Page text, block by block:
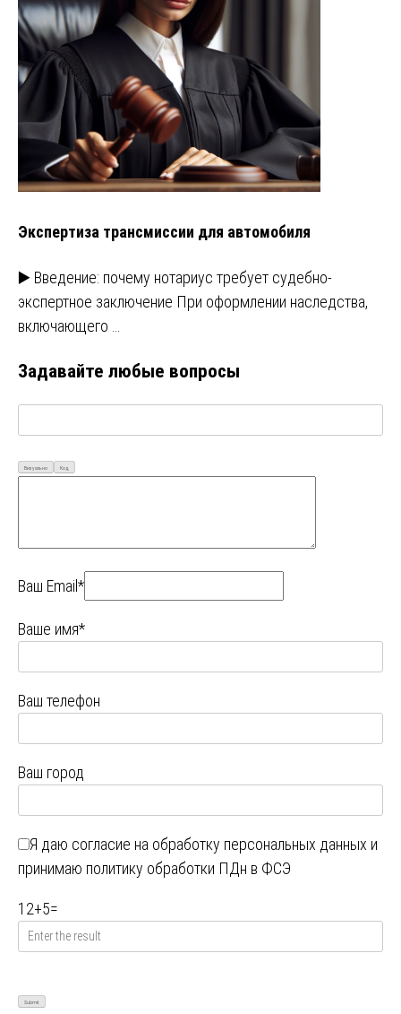
Экспертиза трансмиссии для автомобиля
▶️ Введение: почему нотариус требует судебно-
экспертное заключение При оформлении наследства,
включающего …
Задавайте любые вопросы
Визуально Код
Ваш Email*
Ваше имя*
Ваш телефон
Ваш город
Я даю согласие на обработку персональных данных и
принимаю политику обработки ПДн в ФСЭ
12+5=